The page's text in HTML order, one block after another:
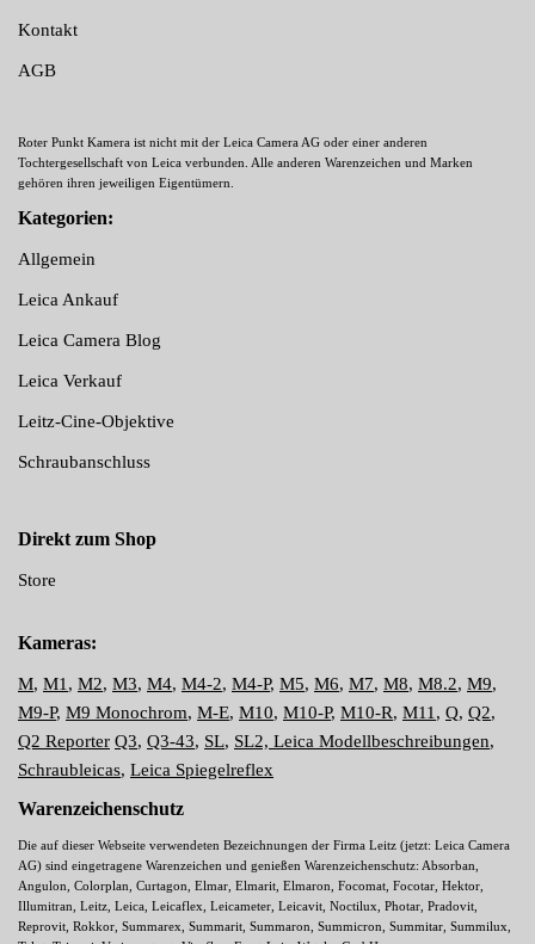
Kontakt
AGB
Roter Punkt Kamera ist nicht mit der Leica Camera AG oder einer anderen
Tochtergesellschaft von Leica verbunden. Alle anderen Warenzeichen und Marken
gehören ihren jeweiligen Eigentümern.
Kategorien:
Allgemein
Leica Ankauf
Leica Camera Blog
Leica Verkauf
Leitz-Cine-Objektive
Schraubanschluss
Direkt zum Shop
Store
Kameras:
M, M1 , M2, M3, M4, M4-2, M4-P, M5, M6, M7, M8, M8.2, M9,
M9-P, M9 Monochrom, M-E, M10, M10-P, M10-R, M11 , Q, Q2,
Q2 Reporter Q3, Q3-43, SL, SL2, Leica Modellbeschreibungen,
Schraubleicas, Leica Spiegelreflex
Warenzeichenschutz
Die auf dieser Webseite verwendeten Bezeichnungen der Firma Leitz (jetzt: Leica Camera
AG) sind eingetragene Warenzeichen und genießen Warenzeichenschutz: Absorban,
Angulon, Colorplan, Curtagon, Elmar, Elmarit, Elmaron, Focomat, Focotar, Hektor,
Illumitran, Leitz, Leica, Leicaflex, Leicameter, Leicavit, Noctilux, Photar, Pradovit,
Reprovit, Rokkor, Summarex, Summarit, Summaron, Summicron, Summitar, Summilux,